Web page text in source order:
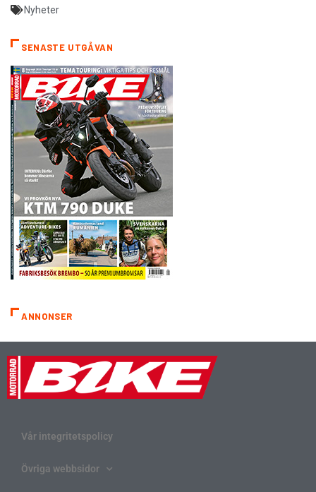
Nyheter
SENASTE UTGÅVAN
ANNONSER
Vår integritetspolicy
Övriga webbsidor